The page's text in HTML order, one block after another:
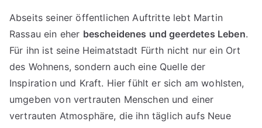
Abseits seiner öffentlichen Auftritte lebt Martin
Rassau ein eher bescheidenes und geerdetes Leben.
Für ihn ist seine Heimatstadt Fürth nicht nur ein Ort
des Wohnens, sondern auch eine Quelle der
Inspiration und Kraft. Hier fühlt er sich am wohlsten,
umgeben von vertrauten Menschen und einer
vertrauten Atmosphäre, die ihn täglich aufs Neue